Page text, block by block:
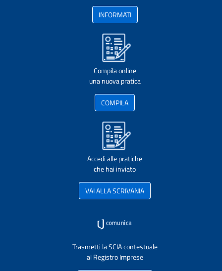
INFORMATI
Compila online
una nuova pratica
COMPILA
Accedi alle pratiche
che hai inviato
VAI ALLA SCRIVANIA
Trasmetti la SCIA contestuale
al Registro Imprese